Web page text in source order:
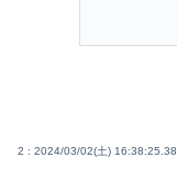
2 : 2024/03/02(土) 16:38:25.38